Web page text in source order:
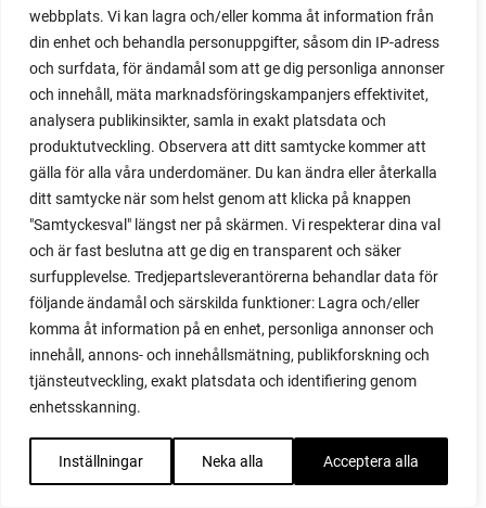
webbplats. Vi kan lagra och/eller komma åt information från
din enhet och behandla personuppgifter, såsom din IP-adress
och surfdata, för ändamål som att ge dig personliga annonser
och innehåll, mäta marknadsföringskampanjers effektivitet,
analysera publikinsikter, samla in exakt platsdata och
produktutveckling. Observera att ditt samtycke kommer att
gälla för alla våra underdomäner. Du kan ändra eller återkalla
ditt samtycke när som helst genom att klicka på knappen
"Samtyckesval" längst ner på skärmen. Vi respekterar dina val
och är fast beslutna att ge dig en transparent och säker
surfupplevelse. Tredjepartsleverantörerna behandlar data för
följande ändamål och särskilda funktioner: Lagra och/eller
komma åt information på en enhet, personliga annonser och
innehåll, annons- och innehållsmätning, publikforskning och
tjänsteutveckling, exakt platsdata och identifiering genom
enhetsskanning.
Inställningar Neka alla Acceptera alla
Luleå
maché
majrova
majs
majskolvar
majskorn
måla
malou efter tio
mangold
märgärt
märgärter
markduk
marmelad
mars
marsvin
maskkompost
maskrosor